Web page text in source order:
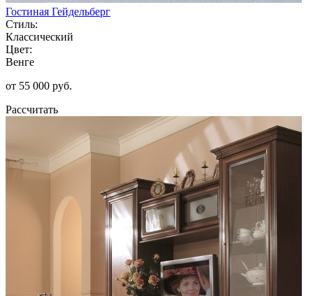
Гостиная Гейдельберг
Стиль:
Классический
Цвет:
Венге
от 55 000 руб.
Рассчитать